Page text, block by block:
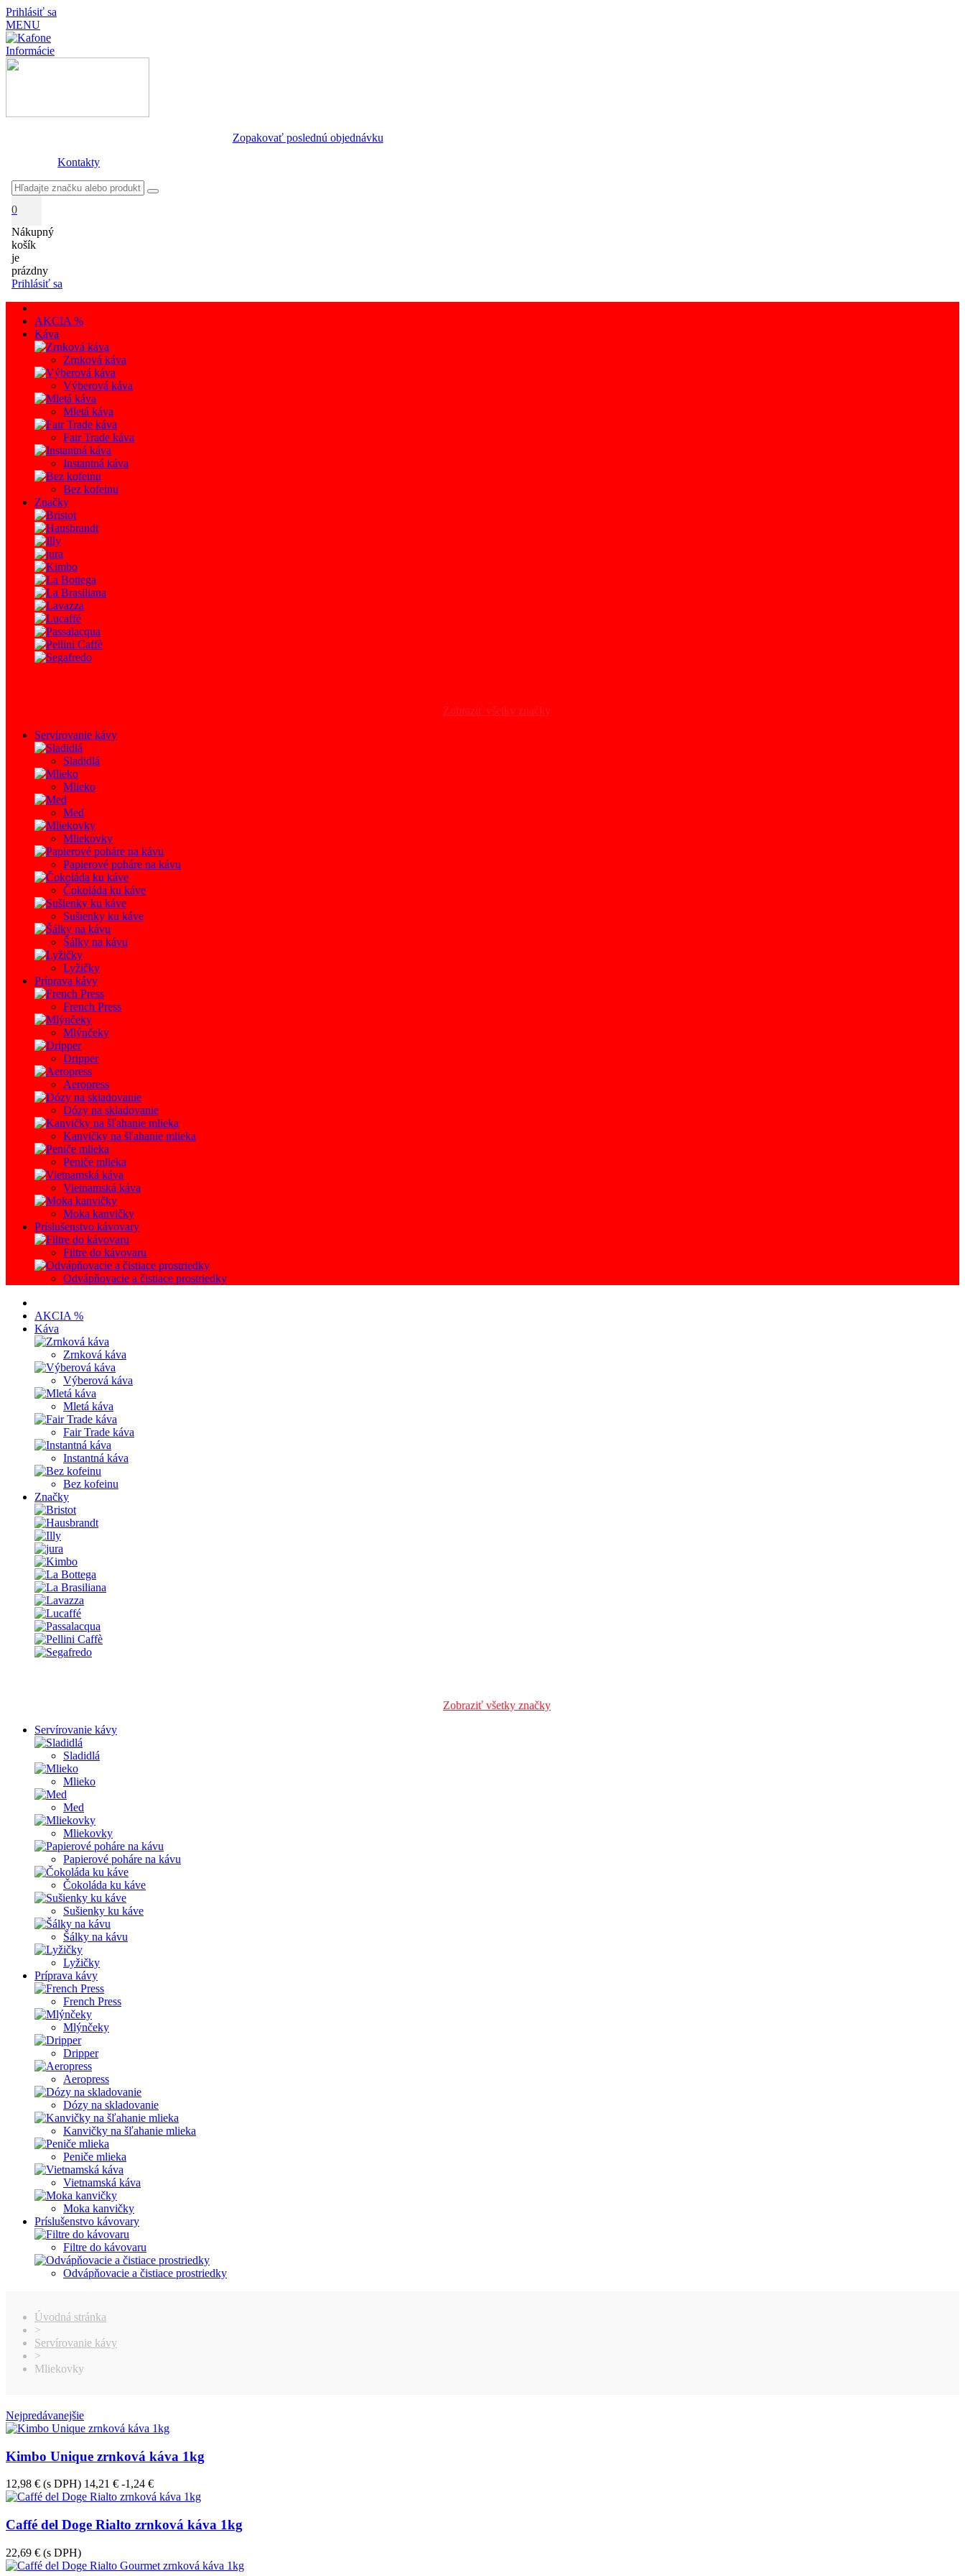
Prihlásiť sa
MENU
Informácie
Zopakovať poslednú objednávku
Kontakty
0
Nákupný
košík
je
prázdny
Prihlásiť sa
AKCIA %
Káva
Zrnková káva
Výberová káva
Mletá káva
Fair Trade káva
Instantná káva
Bez kofeinu
Značky
Zobraziť všetky značky
Servírovanie kávy
Sladidlá
Mlieko
Med
Mliekovky
Papierové poháre na kávu
Čokoláda ku káve
Sušienky ku káve
Šálky na kávu
Lyžičky
Príprava kávy
French Press
Mlýnčeky
Dripper
Aeropress
Dózy na skladovanie
Kanvičky na šľahanie mlieka
Peniče mlieka
Vietnamská káva
Moka kanvičky
Príslušenstvo kávovary
Filtre do kávovaru
Odvápňovacie a čistiace prostriedky
AKCIA %
Káva
Zrnková káva
Výberová káva
Mletá káva
Fair Trade káva
Instantná káva
Bez kofeinu
Značky
Zobraziť všetky značky
Servírovanie kávy
Sladidlá
Mlieko
Med
Mliekovky
Papierové poháre na kávu
Čokoláda ku káve
Sušienky ku káve
Šálky na kávu
Lyžičky
Príprava kávy
French Press
Mlýnčeky
Dripper
Aeropress
Dózy na skladovanie
Kanvičky na šľahanie mlieka
Peniče mlieka
Vietnamská káva
Moka kanvičky
Príslušenstvo kávovary
Filtre do kávovaru
Odvápňovacie a čistiace prostriedky
Úvodná stránka
>
Servírovanie kávy
>
Mliekovky
Nejpredávanejšie
Kimbo Unique zrnková káva 1kg
12,98 € (s DPH) 14,21 € -1,24 €
Caffé del Doge Rialto zrnková káva 1kg
22,69 € (s DPH)